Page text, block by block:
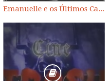
Emanuelle e os Últimos Canibais